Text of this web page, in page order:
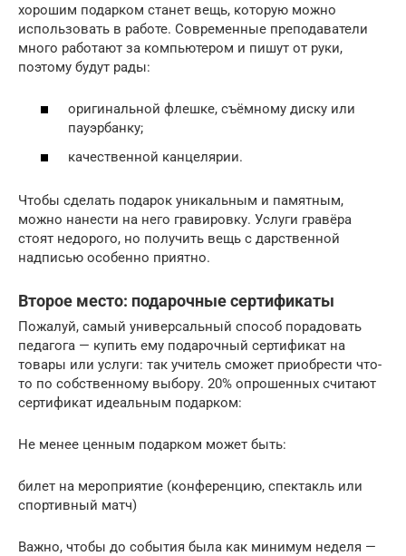
хорошим подарком станет вещь, которую можно
использовать в работе. Современные преподаватели
много работают за компьютером и пишут от руки,
поэтому будут рады:
оригинальной флешке, съёмному диску или
пауэрбанку;
качественной канцелярии.
Чтобы сделать подарок уникальным и памятным,
можно нанести на него гравировку. Услуги гравёра
стоят недорого, но получить вещь с дарственной
надписью особенно приятно.
Второе место: подарочные сертификаты
Пожалуй, самый универсальный способ порадовать
педагога — купить ему подарочный сертификат на
товары или услуги: так учитель сможет приобрести что-
то по собственному выбору. 20% опрошенных считают
сертификат идеальным подарком:
Не менее ценным подарком может быть:
билет на мероприятие (конференцию, спектакль или
спортивный матч)
Важно, чтобы до события была как минимум неделя —